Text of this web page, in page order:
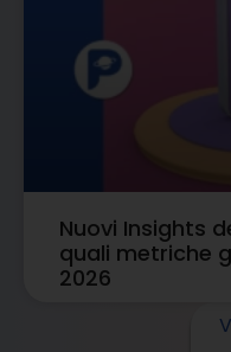
Nuovi Insights
quali metriche
2026